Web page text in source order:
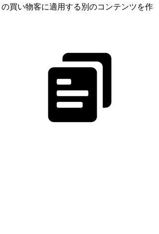
買い物客に適用する別のコンテンツを作